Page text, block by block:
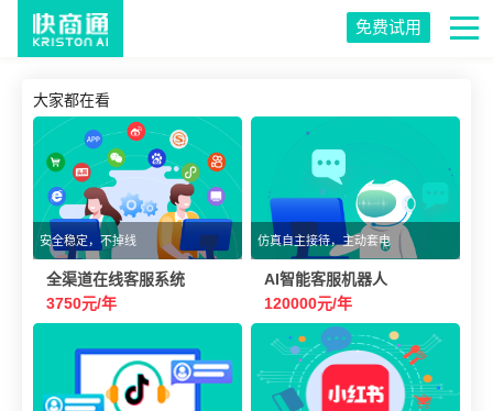
免费试用
大家都在看
安全稳定，不掉线
全渠道在线客服系统
3750元/年
仿真自主接待，主动套电
AI智能客服机器人
120000元/年